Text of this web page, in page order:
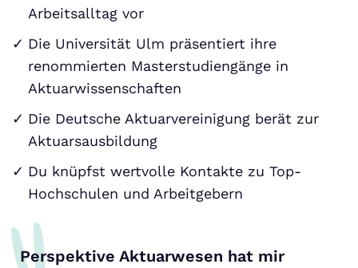
Arbeitsalltag vor
Die Universität Ulm präsentiert ihre
renommierten Masterstudiengänge in
Aktuarwissenschaften
Die Deutsche Aktuarvereinigung berät zur
Aktuarsausbildung
Du knüpfst wertvolle Kontakte zu Top-
Hochschulen und Arbeitgebern
Perspektive Aktuarwesen hat mir